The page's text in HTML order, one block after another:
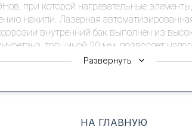
при которой нагревательные
накипи. Лазерная
внутренний бак выполнен из
толщиной 20 мм, позволяет
контролем качества
Развернуть
НА ГЛАВНУЮ